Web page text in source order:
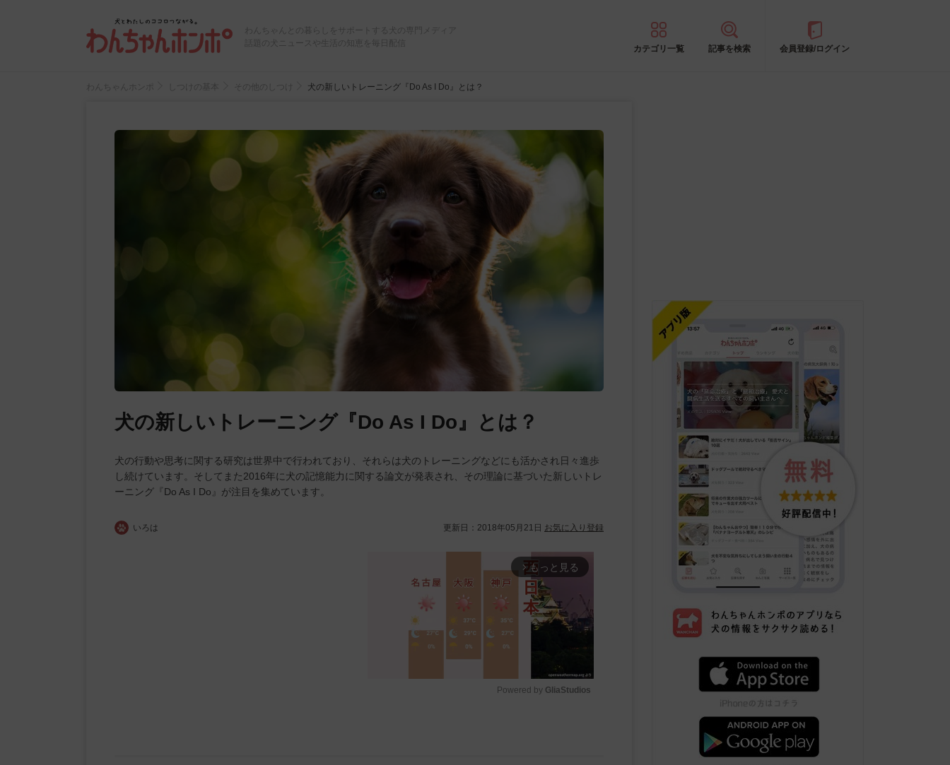
わんちゃんとの暮らしをサポートする犬の専門メディア
話題の犬ニュースや生活の知恵を毎日配信
カテゴリ一覧 記事を検索 会員登録/ログイン
わんちゃんホンポ しつけの基本 その他のしつけ 犬の新しいトレーニング『Do As I Do』とは？
犬の新しいトレーニング『Do As I Do』とは？
犬の行動や思考に関する研究は世界中で行われており、それらは犬のトレーニングなどにも活かされ日々進歩
し続けています。そしてまた2016年に犬の記憶能力に関する論文が発表され、その理論に基づいた新しいトレ
ーニング『Do As I Do』が注目を集めています。
いろは 更新日： 2018年05月21日 お気に入り登録
arrow_forward_ios もっと見る
Powered by GliaStudios